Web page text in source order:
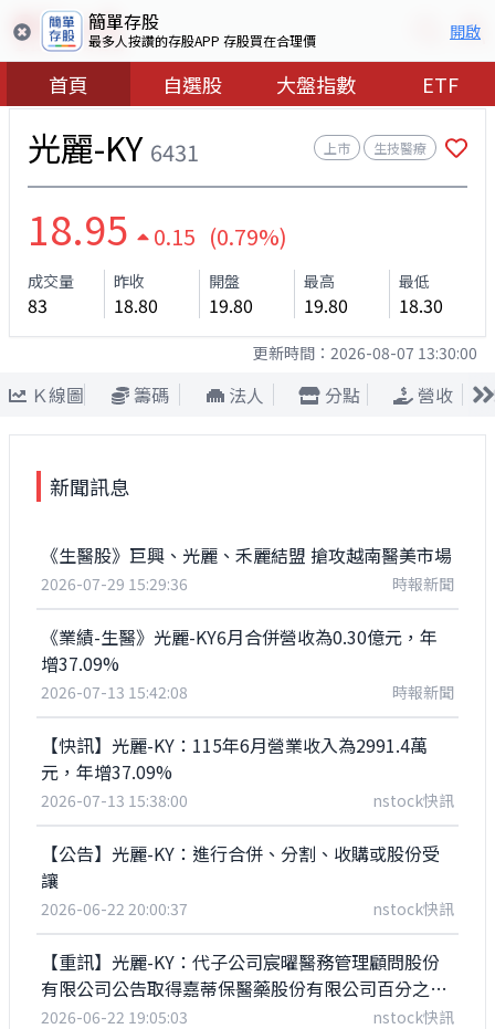
簡單存股
最多人按讚的存股APP 存股買在合理價 開啟
首頁 自選股 大盤指數 ETF
光麗-KY 6431 上市 生技醫療
18.95 0.15 (0.79%)
成交量
83
昨收
18.80
開盤
19.80
最高
19.80
最低
18.30
更新時間： 2026-08-07 13:30:00
Ｋ線圖 籌碼 法人 分點 營收
新聞訊息
《生醫股》巨興、光麗、禾麗結盟 搶攻越南醫美市場
2026-07-29 15:29:36 時報新聞
《業績-生醫》光麗-KY6月合併營收為0.30億元，年
增37.09%
2026-07-13 15:42:08 時報新聞
【快訊】光麗-KY：115年6月營業收入為2991.4萬
元，年增37.09%
2026-07-13 15:38:00 nstock快訊
【公告】光麗-KY：進行合併、分割、收購或股份受
讓
2026-06-22 20:00:37 nstock快訊
【重訊】光麗-KY：代子公司宸曜醫務管理顧問股份
有限公司公告取得嘉蒂保醫藥股份有限公司百分之百
股權
2026-06-22 19:05:03 nstock快訊